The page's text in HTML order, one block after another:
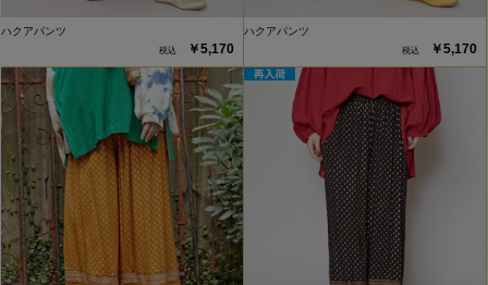
ハクアパンツ
￥5,170
ハクアパンツ
￥5,170